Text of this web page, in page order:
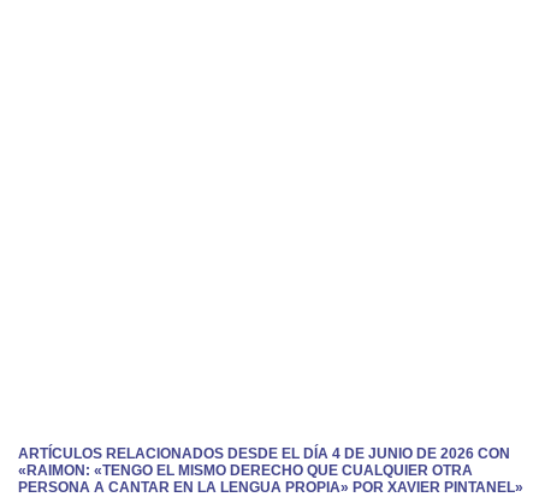
ARTÍCULOS RELACIONADOS DESDE EL DÍA 4 DE JUNIO DE 2026 CON
«RAIMON: «TENGO EL MISMO DERECHO QUE CUALQUIER OTRA
PERSONA A CANTAR EN LA LENGUA PROPIA» POR XAVIER PINTANEL»